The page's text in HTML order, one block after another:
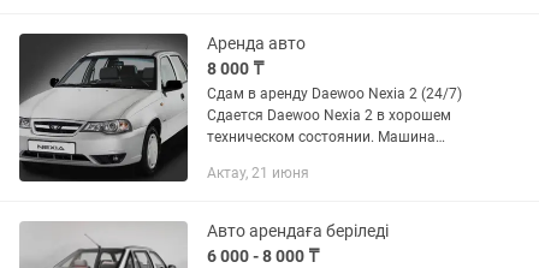
Аренда авто
8 000 ₸
Сдам в аренду Daewoo Nexia 2 (24/7)
Сдается Daewoo Nexia 2 в хорошем
техническом состоянии. Машина
работе. 🔹 Аренда: 8 000 тг в сутки 🔹
Актау, 21 июня
Авто арендаға беріледі
6 000 - 8 000 ₸